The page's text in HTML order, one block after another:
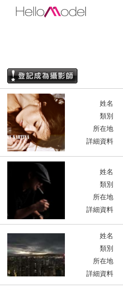
姓名
類別
所在地
詳細資料
姓名
類別
所在地
詳細資料
姓名
類別
所在地
詳細資料